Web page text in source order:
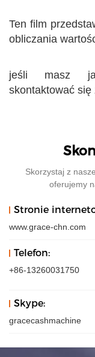
Ten film
obliczania
jeśli masz
skontaktować się
Skorzystaj z
oferujemy
Stronie
www.grace-chn.com
Telefon:
+86-13260031750
Skype:
gracecashmachine